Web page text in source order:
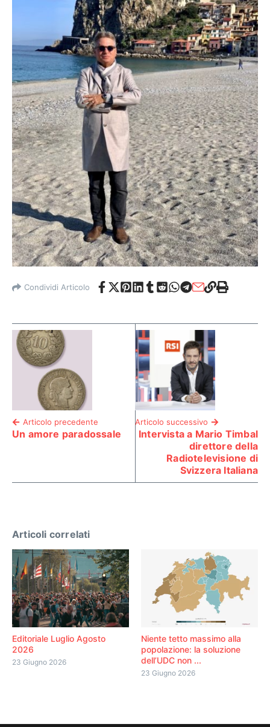
Condividi Articolo
Articolo precedente
Un amore paradossale
Articolo successivo
Intervista a Mario Timbal
direttore della
Radiotelevisione di
Svizzera Italiana
Articoli correlati
Editoriale Luglio Agosto
2026
23 Giugno 2026
Niente tetto massimo alla
popolazione: la soluzione
dell’UDC non ...
23 Giugno 2026